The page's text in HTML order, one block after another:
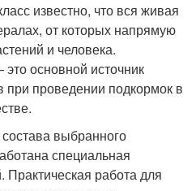
известно, что вся живая
от которых напрямую
и человека.
основной источник
проведении подкормок в
выбранного
специальная
Практическая работа для